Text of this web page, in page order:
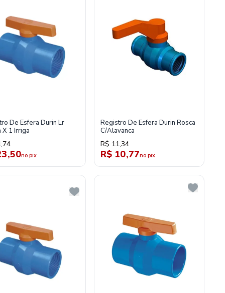
De Esfera Durin Lr
X 1 Irriga
no pix
Registro De Esfera Durin Rosca
C/Alavanca
R$ 11,34
R$ 10,77no pix